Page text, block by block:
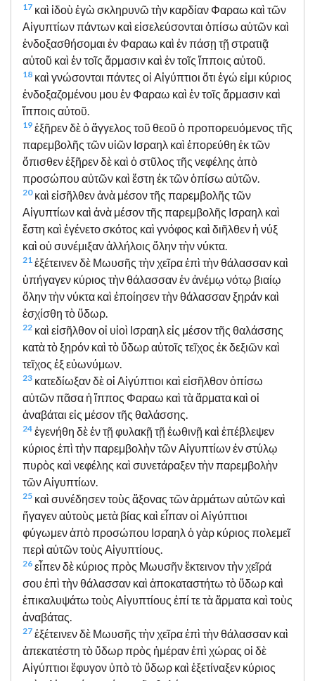
17 καὶ ἰδοὺ ἐγὼ σκληρυνῶ τὴν καρδίαν Φαραω καὶ τῶν
Αἰγυπτίων πάντων καὶ εἰσελεύσονται ὀπίσω αὐτῶν καὶ
ἐνδοξασθήσομαι ἐν Φαραω καὶ ἐν πάσῃ τῇ στρατιᾷ
αὐτοῦ καὶ ἐν τοῖς ἅρμασιν καὶ ἐν τοῖς ἵπποις αὐτοῦ.
18 καὶ γνώσονται πάντες οἱ Αἰγύπτιοι ὅτι ἐγώ εἰμι κύριος
ἐνδοξαζομένου μου ἐν Φαραω καὶ ἐν τοῖς ἅρμασιν καὶ
ἵπποις αὐτοῦ.
19 ἐξῆρεν δὲ ὁ ἄγγελος τοῦ θεοῦ ὁ προπορευόμενος τῆς
παρεμβολῆς τῶν υἱῶν Ισραηλ καὶ ἐπορεύθη ἐκ τῶν
ὄπισθεν ἐξῆρεν δὲ καὶ ὁ στῦλος τῆς νεφέλης ἀπὸ
προσώπου αὐτῶν καὶ ἔστη ἐκ τῶν ὀπίσω αὐτῶν.
20καὶ εἰσῆλθεν ἀνὰ μέσον τῆς παρεμβολῆς τῶν
Αἰγυπτίων καὶ ἀνὰ μέσον τῆς παρεμβολῆς Ισραηλ καὶ
ἔστη καὶ ἐγένετο σκότος καὶ γνόφος καὶ διῆλθεν ἡ νύξ
καὶ οὐ συνέμιξαν ἀλλήλοις ὅλην τὴν νύκτα.
21 ἐξέτεινεν δὲ Μωυσῆς τὴν χεῖρα ἐπὶ τὴν θάλασσαν καὶ
ὑπήγαγεν κύριος τὴν θάλασσαν ἐν ἀνέμῳ νότῳ βιαίῳ
ὅλην τὴν νύκτα καὶ ἐποίησεν τὴν θάλασσαν ξηράν καὶ
ἐσχίσθη τὸ ὕδωρ.
22 καὶ εἰσῆλθον οἱ υἱοὶ Ισραηλ εἰς μέσον τῆς θαλάσσης
κατὰ τὸ ξηρόν καὶ τὸ ὕδωρ αὐτοῖς τεῖχος ἐκ δεξιῶν καὶ
τεῖχος ἐξ εὐωνύμων.
23 κατεδίωξαν δὲ οἱ Αἰγύπτιοι καὶ εἰσῆλθον ὀπίσω
αὐτῶν πᾶσα ἡ ἵππος Φαραω καὶ τὰ ἅρματα καὶ οἱ
ἀναβάται εἰς μέσον τῆς θαλάσσης.
24 ἐγενήθη δὲ ἐν τῇ φυλακῇ τῇ ἑωθινῇ καὶ ἐπέβλεψεν
κύριος ἐπὶ τὴν παρεμβολὴν τῶν Αἰγυπτίων ἐν στύλῳ
πυρὸς καὶ νεφέλης καὶ συνετάραξεν τὴν παρεμβολὴν
τῶν Αἰγυπτίων.
25 καὶ συνέδησεν τοὺς ἄξονας τῶν ἁρμάτων αὐτῶν καὶ
ἤγαγεν αὐτοὺς μετὰ βίας καὶ εἶπαν οἱ Αἰγύπτιοι
φύγωμεν ἀπὸ προσώπου Ισραηλ ὁ γὰρ κύριος πολεμεῖ
περὶ αὐτῶν τοὺς Αἰγυπτίους.
26 εἶπεν δὲ κύριος πρὸς Μωυσῆν ἔκτεινον τὴν χεῖρά
σου ἐπὶ τὴν θάλασσαν καὶ ἀποκαταστήτω τὸ ὕδωρ καὶ
ἐπικαλυψάτω τοὺς Αἰγυπτίους ἐπί τε τὰ ἅρματα καὶ τοὺς
ἀναβάτας.
27 ἐξέτεινεν δὲ Μωυσῆς τὴν χεῖρα ἐπὶ τὴν θάλασσαν καὶ
ἀπεκατέστη τὸ ὕδωρ πρὸς ἡμέραν ἐπὶ χώρας οἱ δὲ
Αἰγύπτιοι ἔφυγον ὑπὸ τὸ ὕδωρ καὶ ἐξετίναξεν κύριος